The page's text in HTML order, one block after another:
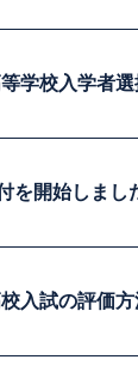
学校入学者
を開始しまし
入試の評価方